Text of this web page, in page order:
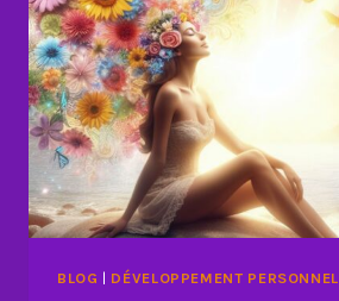
VIE
BLOG | DÉVELOPPEMENT PERSONNEL